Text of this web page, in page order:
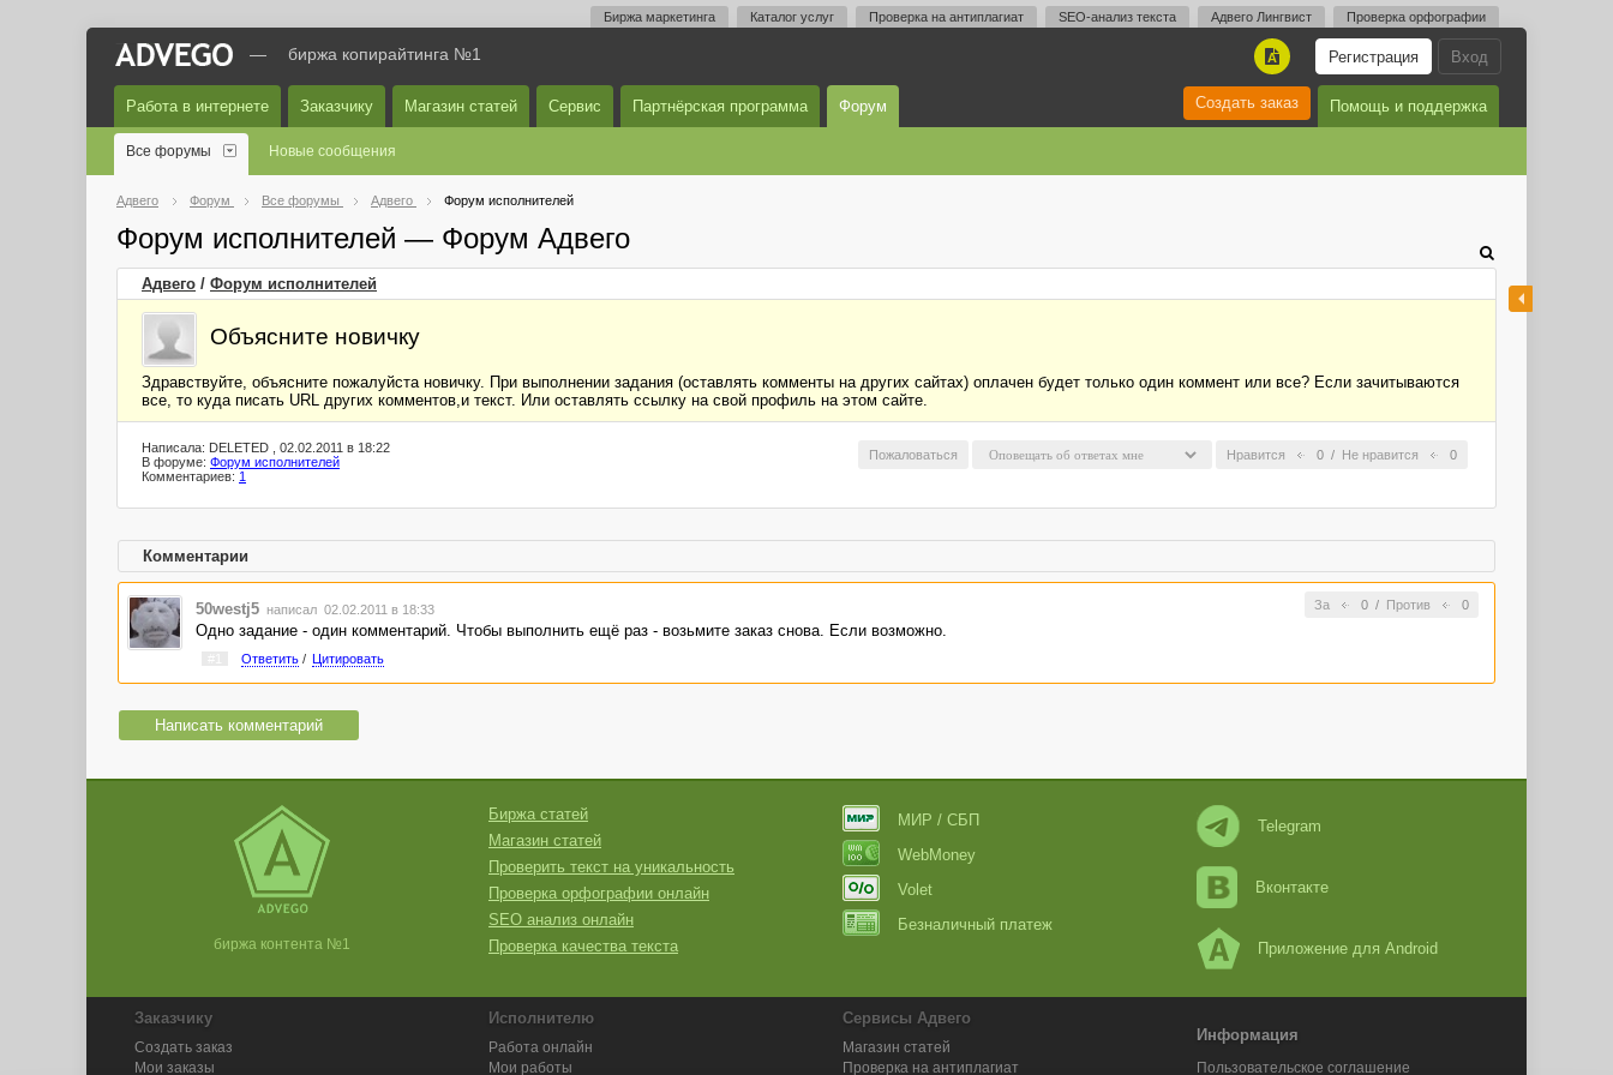
Биржа маркетинга Каталог услуг Проверка на антиплагиат SEO-анализ текста Адвего Лингвист Проверка орфографии
Вход
Регистрация
A
— биржа копирайтинга №1
Работа в интернете Заказчику Магазин статей Сервис Партнёрская программа Форум Помощь и поддержка
Создать заказ
Все форумы Новые сообщения
Адвего Форум Все форумы Адвего Форум исполнителей
Форум исполнителей — Форум Адвего
Адвего / Форум исполнителей
Объясните новичку
Здравствуйте, объясните пожалуйста новичку. При выполнении задания (оставлять комменты на других сайтах) оплачен будет только один коммент или все? Если зачитываются
все, то куда писать URL других комментов,и текст. Или оставлять ссылку на свой профиль на этом сайте.
Нравится 0 / Не нравится 0
Пожаловаться
Написала: DELETED , 02.02.2011 в 18:22
В форуме: Форум исполнителей
Комментариев: 1
Комментарии
За 0/ Против 0
50westj5 написал 02.02.2011 в 18:33
Одно задание - один комментарий. Чтобы выполнить ещё раз - возьмите заказ снова. Если возможно.
Ответить/ Цитировать
Написать комментарий
биржа контента №1
Биржа статей
Магазин статей
Проверить текст на уникальность
Проверка орфографии онлайн
SEO анализ онлайн
Проверка качества текста
МИР / СБП
WebMoney
Volet
Безналичный платеж
Telegram
Вконтакте
Приложение для Android
Заказчику
Создать заказ
Мои заказы
Исполнителю
Работа онлайн
Мои работы
Сервисы Адвего
Магазин статей
Проверка на антиплагиат
Информация
Пользовательское соглашение